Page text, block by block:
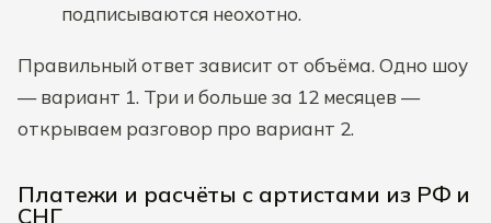
подписываются неохотно.
Правильный ответ зависит от объёма. Одно шоу
— вариант 1. Три и больше за 12 месяцев —
открываем разговор про вариант 2.
Платежи и расчёты с артистами из РФ и
СНГ